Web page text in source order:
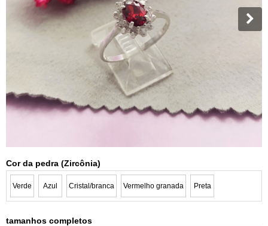
Cor da pedra (Zircônia)
Verde Azul Cristal/branca Vermelho granada Preta
tamanhos completos